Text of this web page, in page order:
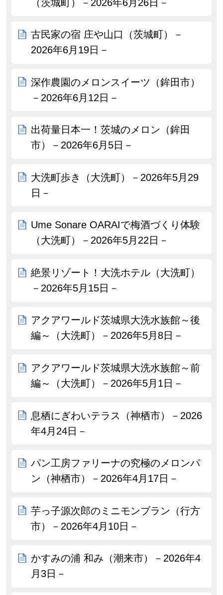
（茨城町）－2026年6月26日－
古民家の宿 庄や山口（茨城町）－
2026年6月19日－
深作農園のメロンスイーツ（鉾田市）
－2026年6月12日－
出荷量日本一！茨城のメロン（鉾田
市）－2026年6月5日－
大洗町歩き（大洗町）－2026年5月29
日－
Ume Sonare OARAIで梅酒づくり体験
（大洗町）－2026年5月22日－
絶景リゾート！大洗ホテル（大洗町）
－2026年5月15日－
アクアワールド茨城県大洗水族館～後
編～（大洗町）－2026年5月8日－
アクアワールド茨城県大洗水族館～前
編～（大洗町）－2026年5月1日－
息栖にぎわいテラス（神栖市）－2026
年4月24日－
パン工房ファリーナの究極のメロンパ
ン（神栖市）－2026年4月17日－
芋っ子源次郎のミニモンブラン（行方
市）－2026年4月10日－
かすみの浦 和み（潮来市）－2026年4
月3日－